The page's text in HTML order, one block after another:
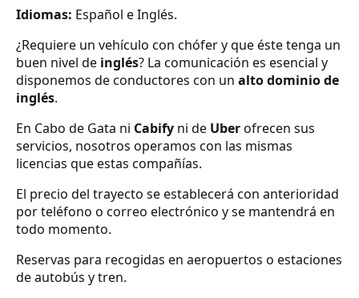
Idiomas: Español e Inglés.
¿Requiere un vehículo con chófer y que éste tenga un
buen nivel de inglés? La comunicación es esencial y
disponemos de conductores con un alto dominio de
inglés.
En Cabo de Gata ni Cabify ni de Uberofrecen sus
servicios, nosotros operamos con las mismas
licencias que estas compañías.
El precio del trayecto se establecerá con anterioridad
por teléfono o correo electrónico y se mantendrá en
todo momento.
Reservas para recogidas en aeropuertos o estaciones
de autobús y tren.